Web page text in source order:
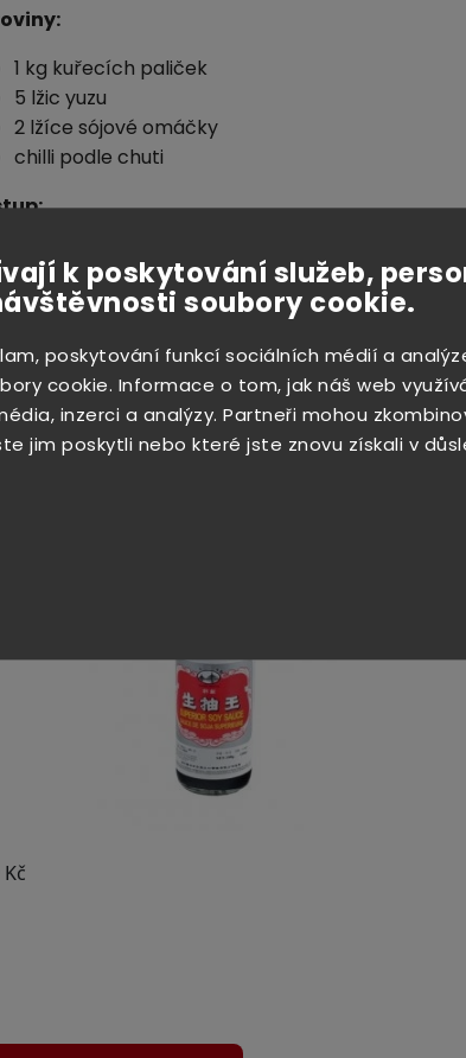
k poskytování služeb,
soubory cookie.
poskytování funkcí sociálních médií a
cookie. Informace o tom, jak náš web
inzerci a analýzy. Partneři mohou
jim poskytli nebo které jste znovu získali v
1 kg kuřecích paliček
5 lžic yuzu
2 lžíce sójové omáčky
chilli podle chuti
smíchejte 5 lžic yuzu, 2 lžíce sójové omáčky
paličky do připravené marinády a nechte
Pak kuřecí paličky přendejte na plech
40 až 60 minut. Zhruba po 10 minutách